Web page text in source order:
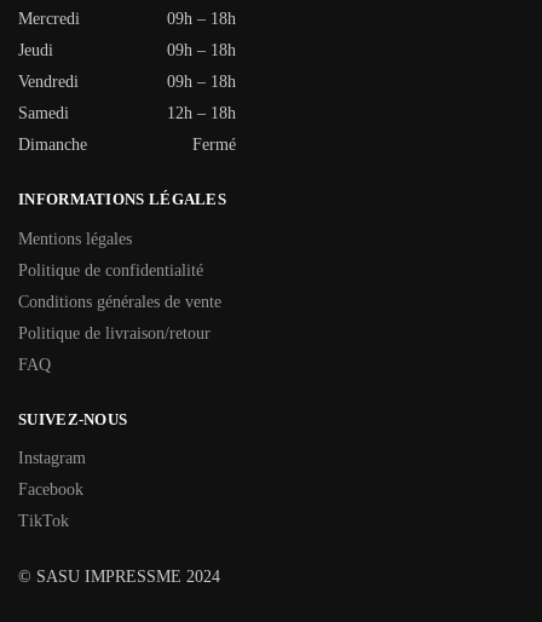
Mercredi
09h – 18h
Jeudi
09h – 18h
Vendredi
09h – 18h
Samedi
12h – 18h
Dimanche
Fermé
INFORMATIONS LÉGALES
Mentions légales
Politique de confidentialité
Conditions générales de vente
Politique de livraison/retour
FAQ
SUIVEZ-NOUS
Instagram
Facebook
TikTok
© SASU IMPRESSME 2024